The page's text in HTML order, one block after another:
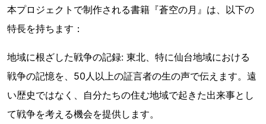
本プロジェクトで制作される書籍『蒼空の月』は、以下の
特長を持ちます：
地域に根ざした戦争の記録: 東北、特に仙台地域における
戦争の記憶を、50人以上の証言者の生の声で伝えます。遠
い歴史ではなく、自分たちの住む地域で起きた出来事とし
て戦争を考える機会を提供します。